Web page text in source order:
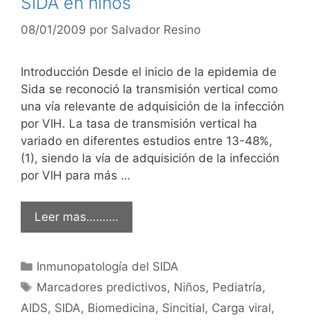
08/01/2009 por Salvador Resino
Introducción Desde el inicio de la epidemia de
Sida se reconoció la transmisión vertical como
una vía relevante de adquisición de la infección
por VIH. La tasa de transmisión vertical ha
variado en diferentes estudios entre 13-48%,
(1), siendo la vía de adquisición de la infección
por VIH para más …
Leer mas……….
Categorías
Inmunopatología del SIDA
Etiquetas
Marcadores predictivos, Niños, Pediatría,
AIDS, SIDA, Biomedicina, Sincitial, Carga viral,